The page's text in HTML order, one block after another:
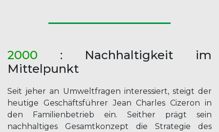
2000 : Nachhaltigkeit im
Mittelpunkt
Seit jeher an Umweltfragen interessiert, steigt der
heutige Geschäftsführer Jean Charles Cizeron in
den Familienbetrieb ein. Seither prägt sein
nachhaltiges Gesamtkonzept die Strategie des